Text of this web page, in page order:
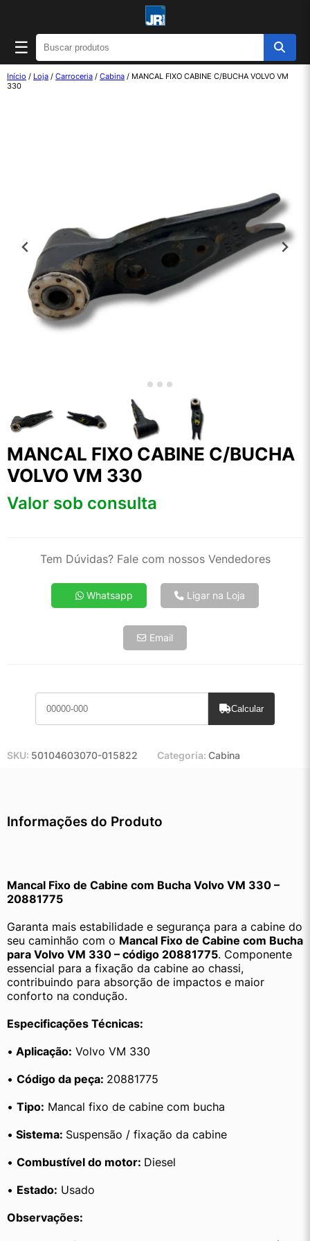
☰
Início / Loja / Carroceria / Cabina / MANCAL FIXO CABINE C/BUCHA VOLVO VM
330
MANCAL FIXO CABINE C/BUCHA
VOLVO VM 330
Valor sob consulta
Tem Dúvidas? Fale com nossos Vendedores
Whatsapp Ligar na Loja
Email
Calcular
SKU: 50104603070-015822 Categoria: Cabina
Informações do Produto
Mancal Fixo de Cabine com Bucha Volvo VM 330 –
20881775
Garanta mais estabilidade e segurança para a cabine do
seu caminhão com o Mancal Fixo de Cabine com Bucha
para Volvo VM 330 – código 20881775. Componente
essencial para a fixação da cabine ao chassi,
contribuindo para absorção de impactos e maior
conforto na condução.
Especificações Técnicas:
• Aplicação: Volvo VM 330
• Código da peça: 20881775
• Tipo: Mancal fixo de cabine com bucha
• Sistema: Suspensão / fixação da cabine
• Combustível do motor: Diesel
• Estado: Usado
Observações: